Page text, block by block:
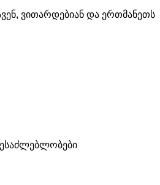
ვითარდებიან და ერთმანეთს